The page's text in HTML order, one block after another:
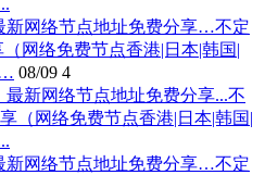
新网络节点地址免费分享…不定
网络免费节点香港|日本|韩国|
08/09 4
新网络节点地址免费分享…不定